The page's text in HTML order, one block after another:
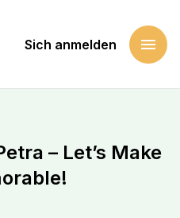
Sich anmelden menu
– Let’s Make